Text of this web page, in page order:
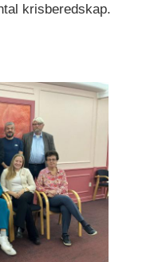
krisberedskap.